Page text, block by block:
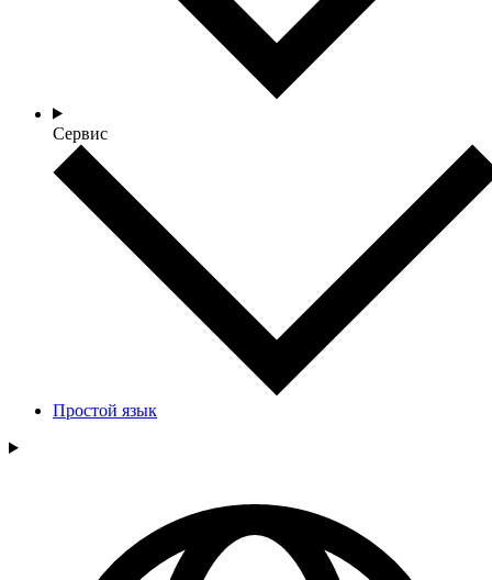
Сервис
Простой язык